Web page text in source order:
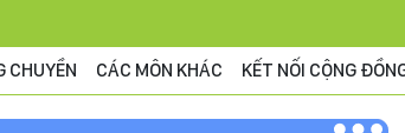
CHUYỀN CÁC MÔN KHÁC KẾT NỐI CỘNG